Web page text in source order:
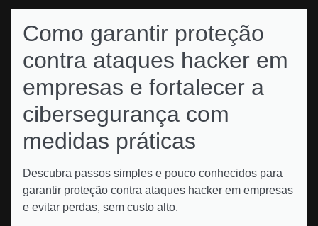
Como garantir proteção
contra ataques hacker em
empresas e fortalecer a
cibersegurança com
medidas práticas
Descubra passos simples e pouco conhecidos para
garantir proteção contra ataques hacker em empresas
e evitar perdas, sem custo alto.